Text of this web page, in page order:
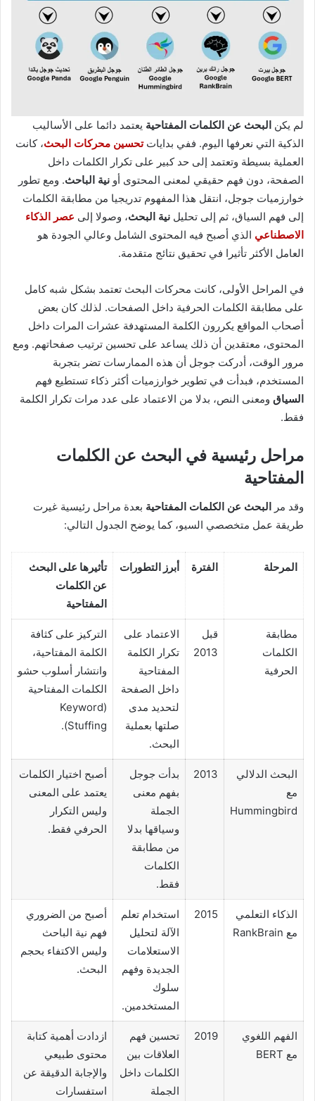
لم يكن البحث عن الكلمات المفتاحية يعتمد دائما على الأساليب
الذكية التي نعرفها اليوم. ففي بداياتتحسين محركات البحث، كانت
العملية بسيطة وتعتمد إلى حد كبير على تكرار الكلمات داخل
الصفحة، دون فهم حقيقي لمعنى المحتوى أو نية الباحث. ومع تطور
خوارزميات جوجل، انتقل هذا المفهوم تدريجيا من مطابقة الكلمات
إلى فهم السياق، ثم إلى تحليل نية البحث، وصولا إلى عصر الذكاء
الاصطناعي الذي أصبح فيه المحتوى الشامل وعالي الجودة هو
العامل الأكثر تأثيرا في تحقيق نتائج متقدمة.
في المراحل الأولى، كانت محركات البحث تعتمد بشكل شبه كامل
على مطابقة الكلمات الحرفية داخل الصفحات. لذلك كان بعض
أصحاب المواقع يكررون الكلمة المستهدفة عشرات المرات داخل
المحتوى، معتقدين أن ذلك يساعد على تحسين ترتيب صفحاتهم. ومع
مرور الوقت، أدركت جوجل أن هذه الممارسات تضر بتجربة
المستخدم، فبدأت في تطوير خوارزميات أكثر ذكاء تستطيع فهم
السياق ومعنى النص، بدلا من الاعتماد على عدد مرات تكرار الكلمة
فقط.
مراحل رئيسية في البحث عن الكلمات
المفتاحية
وقد مر البحث عن الكلمات المفتاحية بعدة مراحل رئيسية غيرت
طريقة عمل متخصصي السيو، كما يوضح الجدول التالي:
المرحلة الفترة أبرز التطورات
تأثيرها على البحث
عن الكلمات
المفتاحية
مطابقة
الكلمات
الحرفية
قبل
2013
الاعتماد على
تكرار الكلمة
المفتاحية
داخل الصفحة
لتحديد مدى
صلتها بعملية
البحث.
التركيز على كثافة
الكلمة المفتاحية،
وانتشار أسلوب حشو
الكلمات المفتاحية
(Keyword
Stuffing).
البحث الدلالي
مع
Hummingbird
2013
بدأت جوجل
بفهم معنى
الجملة
وسياقها بدلا
من مطابقة
الكلمات
فقط.
أصبح اختيار الكلمات
يعتمد على المعنى
وليس التكرار
الحرفي فقط.
الذكاء التعلمي
مع RankBrain
2015
استخدام تعلم
الآلة لتحليل
الاستعلامات
الجديدة وفهم
سلوك
المستخدمين.
أصبح من الضروري
فهم نية الباحث
وليس الاكتفاء بحجم
البحث.
الفهم اللغوي
مع BERT
2019
تحسين فهم
العلاقات بين
الكلمات داخل
الجملة
ازدادت أهمية كتابة
محتوى طبيعي
والإجابة الدقيقة عن
استفسارات